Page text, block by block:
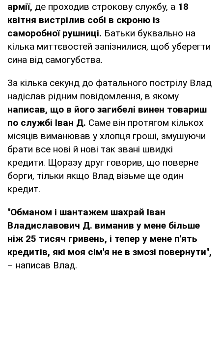
армії, де проходив строкову службу, а 18
квітня вистрілив собі в скроню із
саморобної рушниці. Батьки буквально на
кілька миттєвостей запізнилися, щоб уберегти
сина від самогубства.
За кілька секунд до фатального пострілу Влад
надіслав рідним повідомлення, в якому
написав, що в його загибелі винен товариш
по службі Іван Д. Саме він протягом кількох
місяців виманював у хлопця гроші, змушуючи
брати все нові й нові так звані швидкі
кредити. Щоразу друг говорив, що поверне
борги, тільки якщо Влад візьме ще один
кредит.
"Обманом і шантажем шахрай Іван
Владиславович Д. виманив у мене більше
ніж 25 тисяч гривень, і тепер у мене п'ять
кредитів, які моя сім'я не в змозі повернути",
– написав Влад.